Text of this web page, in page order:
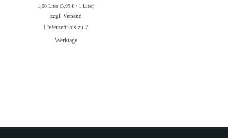
1,00 Liter (5,99€ / 1 Liter)
zzgl. Versand
Lieferzeit: bis zu 7
Werktage